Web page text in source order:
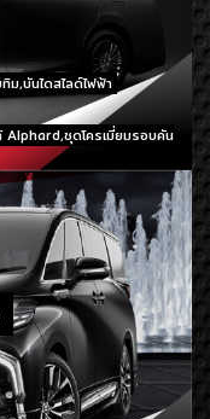
ม,บันไดสไลด์ไฟฟ้า
Alphard,ชุดโครเมี่ยมรอบคัน